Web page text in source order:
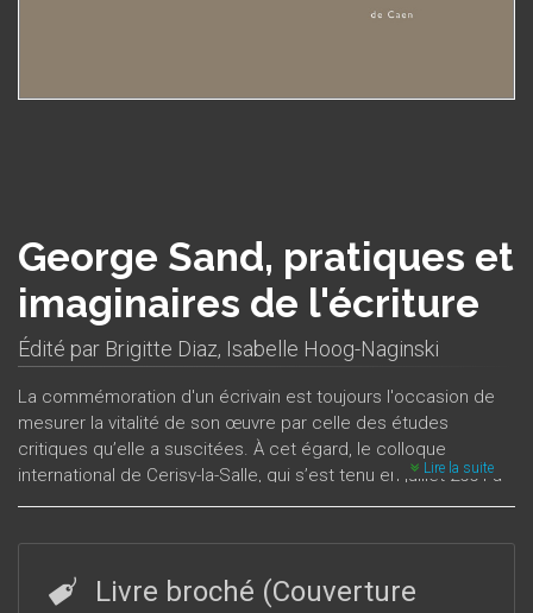
George Sand, pratiques et
imaginaires de l'écriture
Édité par Brigitte Diaz, Isabelle Hoog-Naginski
La commémoration d'un écrivain est toujours l'occasion de
mesurer la vitalité de son œuvre par celle des études
critiques qu’elle a suscitées. À cet égard, le colloque
international de Cerisy-la-Salle, qui s’est tenu en juillet 2004 à
l’occasion du bicentenaire de la naissance de George Sand,
bien vivante. L’esprit du colloque était de rompre avec la
légende encombrante de la femme pour s’intéresser au
Lire la suite
Livre broché (Couverture